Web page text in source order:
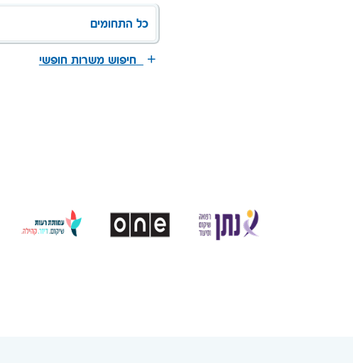
כל התחומים
חיפוש משרות חופשי